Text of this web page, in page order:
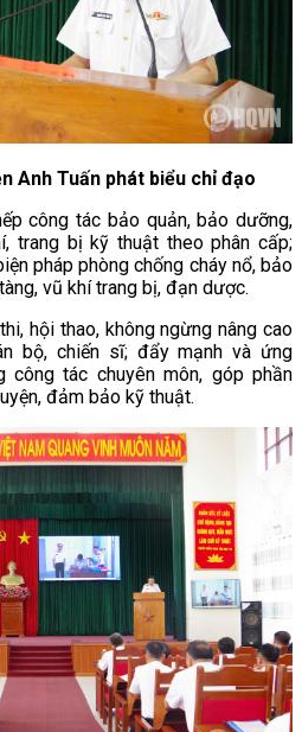
Anh Tuấn phát biểu chỉ đạo
công tác bảo quản, bảo dưỡng,
trang bị kỹ thuật theo phân cấp;
pháp phòng chống cháy nổ, bảo
vũ khí trang bị, đạn dược.
hội thao, không ngừng nâng cao
bộ, chiến sĩ; đẩy mạnh và ứng
công tác chuyên môn, góp phần
đảm bảo kỹ thuật.